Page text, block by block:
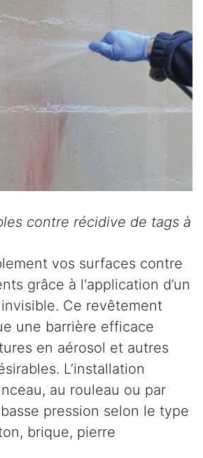
contre récidive de tags à
vos surfaces contre
grâce à l'application d’un
Ce revêtement
une barrière efficace
en aérosol et autres
L’installation
au rouleau ou par
pression selon le type
brique, pierre